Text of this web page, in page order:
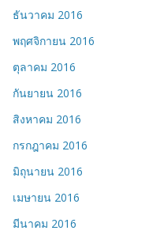
ธันวาคม 2016
พฤศจิกายน 2016
ตุลาคม 2016
กันยายน 2016
สิงหาคม 2016
กรกฎาคม 2016
มิถุนายน 2016
เมษายน 2016
มีนาคม 2016